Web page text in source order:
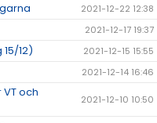
2021-12-22 12:38
2021-12-17 19:37
12) 2021-12-15 15:55
2021-12-14 16:46
VT och
2021-12-10 10:50